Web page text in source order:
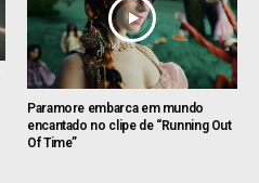
Paramore embarca em mundo
encantado no clipe de “Running Out
Of Time”